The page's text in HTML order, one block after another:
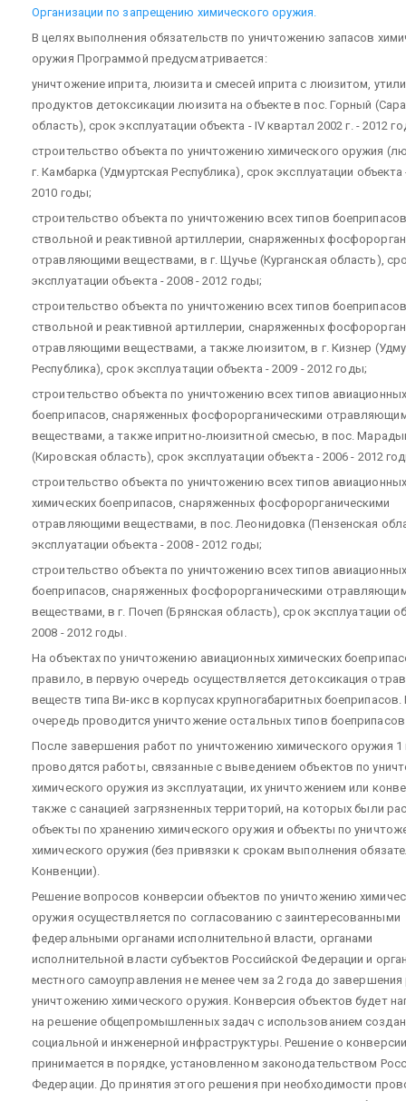
Организации по запрещению химического оружия.
В целях выполнения обязательств по уничтожению запасов
оружия Программой предусматривается:
уничтожение иприта, люизита и смесей иприта с люизитом,
продуктов детоксикации люизита на объекте в пос. Горный
область), срок эксплуатации объекта - IV квартал 2002 г. - 2012
строительство объекта по уничтожению химического оружия
г. Камбарка (Удмуртская Республика), срок эксплуатации объекта
2010 годы;
строительство объекта по уничтожению всех типов боеприпасов
ствольной и реактивной артиллерии, снаряженных
отравляющими веществами, в г. Щучье (Курганская область),
эксплуатации объекта - 2008 - 2012 годы;
строительство объекта по уничтожению всех типов боеприпасов
ствольной и реактивной артиллерии, снаряженных
отравляющими веществами, а также люизитом, в г. Кизнер
Республика), срок эксплуатации объекта - 2009 - 2012 годы;
строительство объекта по уничтожению всех типов авиационных
боеприпасов, снаряженных фосфорорганическими
веществами, а также ипритно-люизитной смесью, в пос.
(Кировская область), срок эксплуатации объекта - 2006 - 2012
строительство объекта по уничтожению всех типов авиационных
химических боеприпасов, снаряженных фосфорорганическими
отравляющими веществами, в пос. Леонидовка (Пензенская
эксплуатации объекта - 2008 - 2012 годы;
строительство объекта по уничтожению всех типов авиационных
боеприпасов, снаряженных фосфорорганическими
веществами, в г. Почеп (Брянская область), срок эксплуатации
2008 - 2012 годы.
На объектах по уничтожению авиационных химических
правило, в первую очередь осуществляется детоксикация
веществ типа Ви-икс в корпусах крупногабаритных
очередь проводится уничтожение остальных типов
После завершения работ по уничтожению химического оружия 1
проводятся работы, связанные с выведением объектов по
химического оружия из эксплуатации, их уничтожением или
также с санацией загрязненных территорий, на которых были
объекты по хранению химического оружия и объекты по
химического оружия (без привязки к срокам выполнения
Конвенции).
Решение вопросов конверсии объектов по уничтожению
оружия осуществляется по согласованию с заинтересованными
федеральными органами исполнительной власти, органами
исполнительной власти субъектов Российской Федерации и
местного самоуправления не менее чем за 2 года до завершения
уничтожению химического оружия. Конверсия объектов будет
на решение общепромышленных задач с использованием
социальной и инженерной инфраструктуры. Решение о
принимается в порядке, установленном законодательством
Федерации. До принятия этого решения при необходимости